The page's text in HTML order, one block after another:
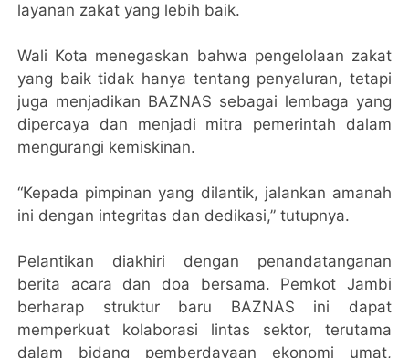
layanan zakat yang lebih baik.
Wali Kota menegaskan bahwa pengelolaan zakat
yang baik tidak hanya tentang penyaluran, tetapi
juga menjadikan BAZNAS sebagai lembaga yang
dipercaya dan menjadi mitra pemerintah dalam
mengurangi kemiskinan.
“Kepada pimpinan yang dilantik, jalankan amanah
ini dengan integritas dan dedikasi,” tutupnya.
Pelantikan diakhiri dengan penandatanganan
berita acara dan doa bersama. Pemkot Jambi
berharap struktur baru BAZNAS ini dapat
memperkuat kolaborasi lintas sektor, terutama
dalam bidang pemberdayaan ekonomi umat,